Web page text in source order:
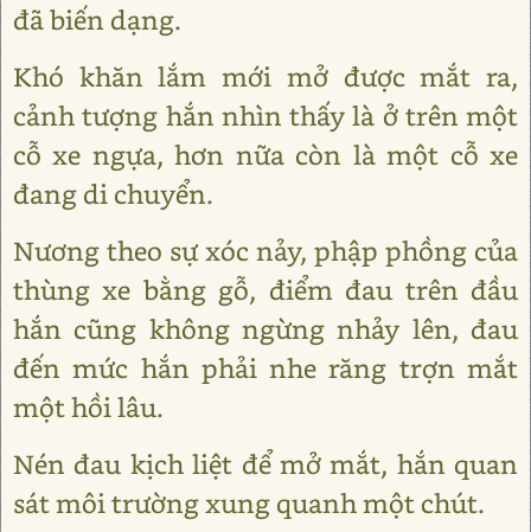
đã biến dạng.
Khó khăn lắm mới mở được mắt ra,
cảnh tượng hắn nhìn thấy là ở trên một
cỗ xe ngựa, hơn nữa còn là một cỗ xe
đang di chuyển.
Nương theo sự xóc nảy, phập phồng của
thùng xe bằng gỗ, điểm đau trên đầu
hắn cũng không ngừng nhảy lên, đau
đến mức hắn phải nhe răng trợn mắt
một hồi lâu.
Nén đau kịch liệt để mở mắt, hắn quan
sát môi trường xung quanh một chút.